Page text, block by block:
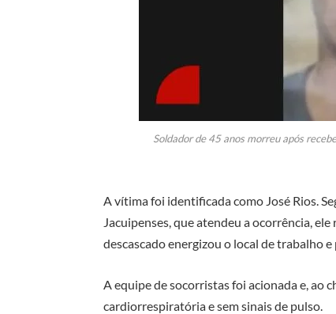
Soldador de 45 anos morreu após
A vítima foi identificada como José Rios.
Jacuipenses, que atendeu a ocorrência,
descascado energizou o local de trabalho
A equipe de socorristas foi acionada e, ao
cardiorrespiratória e sem sinais de pulso.